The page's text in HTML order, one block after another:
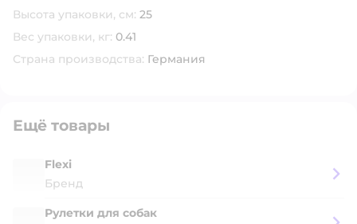
Высота упаковки, см: 25
Вес упаковки, кг: 0.41
Страна производства: Германия
Ещё товары
Flexi
Бренд
Рулетки для собак